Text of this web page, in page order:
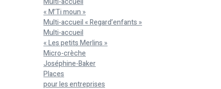
« M’Ti moun »
Multi-accueil « Regard’enfants »
Multi-accueil
« Les petits Merlins »
Micro-crèche
Joséphine-Baker
Places
pour les entreprises